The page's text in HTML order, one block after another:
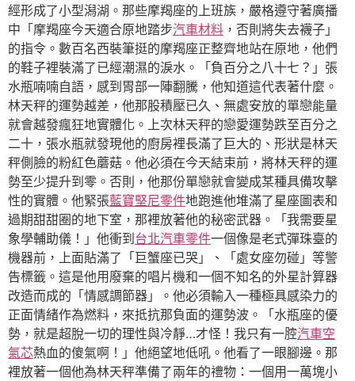
經形成了小型潟湖。那些摩羯座的上班族，嚴格遵守著廣播
中「摩羯座今天適合原地踏步汽車材料 ，否則將失去襪子」
的指令。數百名西裝筆挺的摩羯座正整齊地站在原地，他們
的鞋子裡裝滿了已經潮濕的淚水。「負百分之八十七？」張
水瓶喃喃自語，感到胃部一陣翻騰，他知道這代表著什麼。
林天秤的運勢越差，他那股積壓已久、無處安放的單戀能量
就會越發瘋狂地實體化。上次林天秤的戀愛運勢跌至百分之
二十，張水瓶就發現他的廚房裡長滿了巨大的、形狀是林天
秤側臉的粉紅色蘑菇。他必須在今天結束前，將林天秤的運
勢至少提升到零。否則，他那份單戀就會變成某種具備攻擊
性的實體。他緊張藍寶堅尼零件地跑進他堆滿了星座圖表和
過期甜甜圈的地下室，那裡放著他的秘密武器。「我需要星
象學輔助儀！」他衝到 台北汽車零件一個像是老式彈珠臺的
機器前，上面貼滿了「巨蟹座已哭」、「處女座勿碰」等警
告標籤。這是他用廢棄的唱片機和一個不知名的外星計算器
改造而成的「情感調節器」。他必須輸入一種極具感染力的
正面情緒作為燃料，來抵抗那負面的運勢波。「水瓶座的優
勢，就是超脫一切的理性與冷靜…才怪！我只有一腔汽車空
氣芯熱血的傻氣啊！」他絕望地低吼。他看了一眼腳邊。那
裡放著一個他為林天秤準備了兩年的禮物：一個用一萬塊小